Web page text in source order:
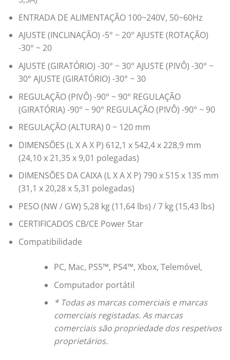
ENTRADA DE ALIMENTAÇÃO 100~240V, 50~60Hz
AJUSTE (INCLINAÇÃO) -5° ~ 20° AJUSTE (ROTAÇÃO)
-30° ~ 20
AJUSTE (GIRATÓRIO) -30° ~ 30° AJUSTE (PIVÔ) -30° ~
30° AJUSTE (GIRATÓRIO) -30° ~ 30
REGULAÇÃO (PIVÔ) -90° ~ 90° REGULAÇÃO
(GIRATÓRIA) -90° ~ 90° REGULAÇÃO (PIVÔ) -90° ~ 90
REGULAÇÃO (ALTURA) 0 ~ 120 mm
DIMENSÕES (L X A X P) 612,1 x 542,4 x 228,9 mm
(24,10 x 21,35 x 9,01 polegadas)
DIMENSÕES DA CAIXA (L X A X P) 790 x 515 x 135 mm
(31,1 x 20,28 x 5,31 polegadas)
PESO (NW / GW) 5,28 kg (11,64 lbs) / 7 kg (15,43 lbs)
CERTIFICADOS CB/CE Power Star
Compatibilidade
PC, Mac, PS5™, PS4™, Xbox, Telemóvel,
Computador portátil
* Todas as marcas comerciais e marcas
comerciais registadas. As marcas
comerciais são propriedade dos respetivos
proprietários.